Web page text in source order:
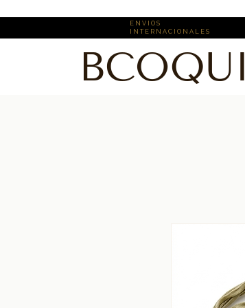
E N V I O S ​
I N T E R N A C I O N A L E S
BCOQUI